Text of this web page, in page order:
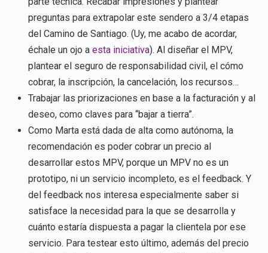
preguntas para extrapolar este sendero a 3/4 etapas
del Camino de Santiago. (Uy, me acabo de acordar,
échale un ojo a esta iniciativa). Al diseñar el MPV,
plantear el seguro de responsabilidad civil, el cómo
cobrar, la inscripción, la cancelación, los recursos…
Trabajar las priorizaciones en base a la facturación y al
deseo, como claves para “bajar a tierra”.
Como Marta está dada de alta como autónoma, la
recomendación es poder cobrar un precio al
desarrollar estos MPV, porque un MPV no es un
prototipo, ni un servicio incompleto, es el feedback. Y
del feedback nos interesa especialmente saber si
satisface la necesidad para la que se desarrolla y
cuánto estaría dispuesta a pagar la clientela por ese
servicio. Para testear esto último, además del precio